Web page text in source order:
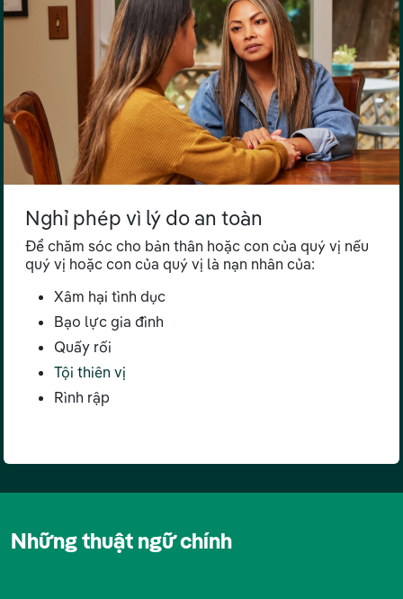
Nghỉ phép vì lý do an toàn
Để chăm sóc cho bản thân hoặc con của quý vị nếu
quý vị hoặc con của quý vị là nạn nhân của:
Xâm hại tình dục
Bạo lực gia đình
Quấy rối
Tội thiên vị
Rình rập
Những thuật ngữ chính